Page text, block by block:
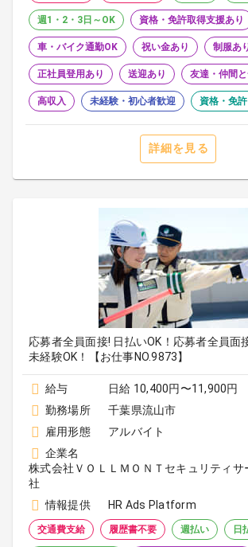
週1・2・3日～OK 資格・免許取得支援あり
車・バイク通勤OK 祝い金あり 制服あ
正社員登用あり 送迎あり 友達・仲間
高収入 未経験・初心者歓迎 資格・免
詳細を見る
応募者全員面接! 日払いOK！応募者全員面
未経験OK！【お仕事NO.9873】
給与
日給 10,400円〜11,900円
勤務場所
千葉県流山市
雇用形態
アルバイト
企業名
株式会社ＶＯＬＬＭＯＮＴセキュリティサ
社
情報提供
HR Ads Platform
交通費支給 履歴書不要 週払い 日